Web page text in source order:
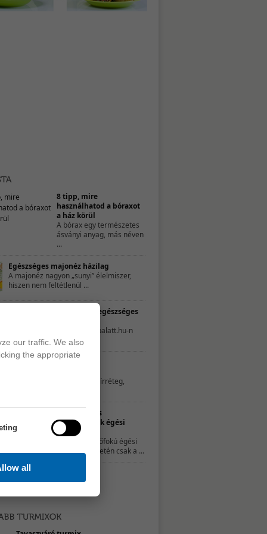
8 tipp, mire
használhatod a bóraxot
a ház körül
A bórax egy természetes
ásványi anyag, más néven
...
Egészséges majonéz házilag
A majonéz nagyon „sunyi” élelmiszer,
hiszen nem feltétlenül ...
TESZT – Te mennyire élsz egészséges
A következő tesztet a 21napalatt.hu-n
találtuk. Egyszerűen csak ...
Hatékony és természetes
Az edények aljára ragadt zsírréteg,
Természetes
gyógymódok égési
sérülésekre
A kisebb, elsőfokú égési
sérülések esetén csak a ...
our traffic. We also
the appropriate
all